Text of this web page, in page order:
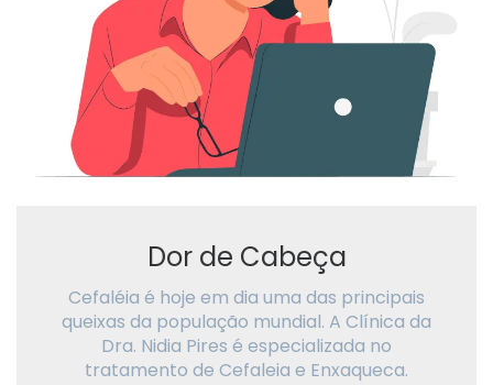
Dor de Cabeça
Cefaléia é hoje em dia uma das principais
queixas da população mundial. A Clínica da
Dra. Nidia Pires é especializada no
tratamento de Cefaleia e Enxaqueca.